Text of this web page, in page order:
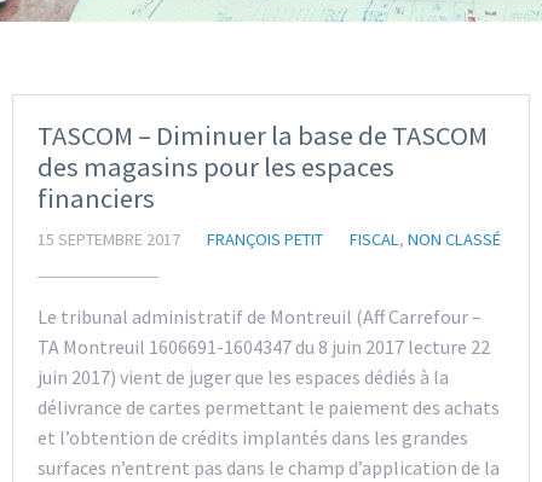
TASCOM – Diminuer la base de TASCOM
des magasins pour les espaces
financiers
15 SEPTEMBRE 2017 FRANÇOIS PETIT FISCAL, NON CLASSÉ
Le tribunal administratif de Montreuil (Aff Carrefour –
TA Montreuil 1606691-1604347 du 8 juin 2017 lecture 22
juin 2017) vient de juger que les espaces dédiés à la
délivrance de cartes permettant le paiement des achats
et l’obtention de crédits implantés dans les grandes
surfaces n’entrent pas dans le champ d’application de la